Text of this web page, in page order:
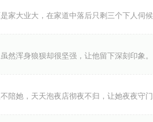
家大业大，在家道中落后只剩三个下人伺
然浑身狼狈却很坚强，让他留下深刻印象
陪她，天天泡夜店彻夜不归，让她夜夜守